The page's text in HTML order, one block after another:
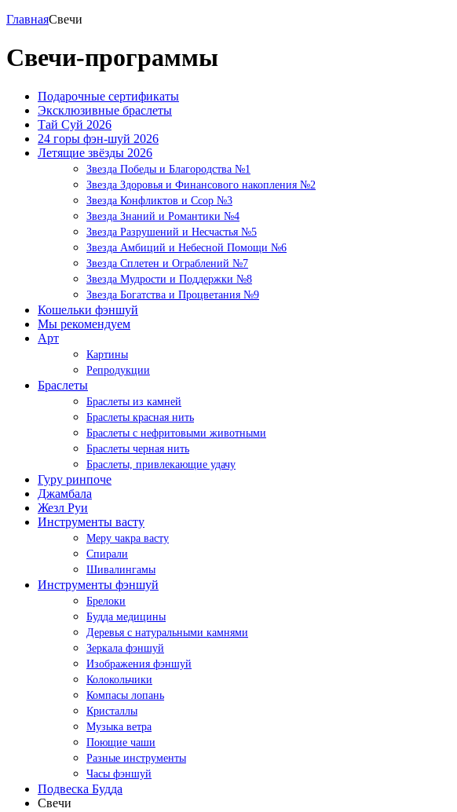
ГлавнаяСвечи
Свечи-программы
Подарочные сертификаты
Эксклюзивные браслеты
Тай Суй 2026
24 горы фэн-шуй 2026
Летящие звёзды 2026
Звезда Победы и Благородства №1
Звезда Здоровья и Финансового накопления №2
Звезда Конфликтов и Ссор №3
Звезда Знаний и Романтики №4
Звезда Разрушений и Несчастья №5
Звезда Амбиций и Небесной Помощи №6
Звезда Сплетен и Ограблений №7
Звезда Мудрости и Поддержки №8
Звезда Богатства и Процветания №9
Кошельки фэншуй
Мы рекомендуем
Арт
Картины
Репродукции
Браслеты
Браслеты из камней
Браслеты красная нить
Браслеты с нефритовыми животными
Браслеты черная нить
Браслеты, привлекающие удачу
Гуру ринпоче
Джамбала
Жезл Руи
Инструменты васту
Меру чакра васту
Спирали
Шивалингамы
Инструменты фэншуй
Брелоки
Будда медицины
Деревья с натуральными камнями
Зеркала фэншуй
Изображения фэншуй
Колокольчики
Компасы лопань
Кристаллы
Музыка ветра
Поющие чаши
Разные инструменты
Часы фэншуй
Подвеска Будда
Свечи